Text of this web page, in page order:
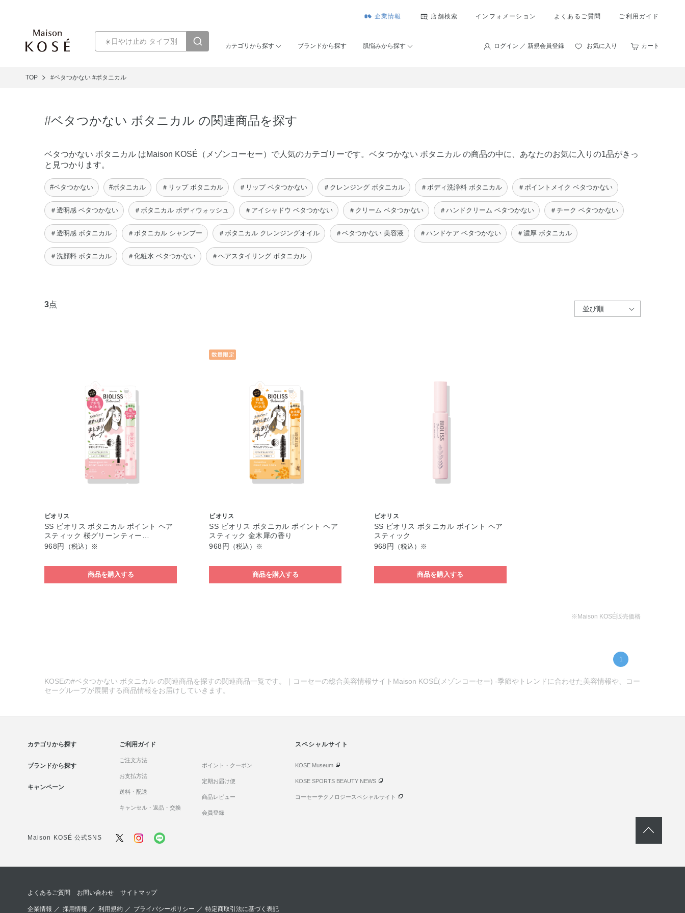
企業情報 店舗検索 インフォメーション よくあるご質問 ご利用ガイド
カテゴリから探す ブランドから探す 肌悩みから探す ログイン ／ 新規会員登録 お気に入り カート
TOP #ベタつかない #ボタニカル
#ベタつかない ボタニカル の関連商品を探す
ベタつかない ボタニカル はMaison KOSÉ（メゾンコーセー）で人気のカテゴリーです。ベタつかない ボタニカル の商品の中に、あなたのお気に入りの1品がきっ
と見つかります。
#ベタつかない #ボタニカル ＃リップ ボタニカル ＃リップ ベタつかない ＃クレンジング ボタニカル ＃ボディ洗浄料 ボタニカル ＃ポイントメイク ベタつかない
＃透明感 ベタつかない ＃ボタニカル ボディウォッシュ ＃アイシャドウ ベタつかない ＃クリーム ベタつかない ＃ハンドクリーム ベタつかない ＃チーク ベタつかない
＃透明感 ボタニカル ＃ボタニカル シャンプー ＃ボタニカル クレンジングオイル ＃ベタつかない 美容液 ＃ハンドケア ベタつかない ＃濃厚 ボタニカル
＃洗顔料 ボタニカル ＃化粧水 ベタつかない ＃ヘアスタイリング ボタニカル
3点
ビオリス
SS ビオリス ボタニカル ポイント ヘア
スティック 桜グリーンティー…
968円
（税込）※
商品を購入する
ビオリス
SS ビオリス ボタニカル ポイント ヘア
スティック 金木犀の香り
968円
（税込）※
商品を購入する
ビオリス
SS ビオリス ボタニカル ポイント ヘア
スティック
968円
（税込）※
商品を購入する
※Maison KOSÉ販売価格
1
KOSEの#ベタつかない ボタニカル の関連商品を探すの関連商品一覧です。｜コーセーの総合美容情報サイトMaison KOSÉ(メゾンコーセー) -季節やトレンドに合わせた美容情報や、コー
セーグループが展開する商品情報をお届けしていきます。
カテゴリから探す
ブランドから探す
キャンペーン
ご利用ガイド
ご注文方法
お支払方法
送料・配送
キャンセル・返品・交換
ポイント・クーポン
定期お届け便
商品レビュー
会員登録
スペシャルサイト
KOSE Museum
KOSE SPORTS BEAUTY NEWS
コーセーテクノロジースペシャルサイト
Maison KOSÉ 公式SNS
よくあるご質問 お問い合わせ サイトマップ
企業情報 ／採用情報 ／ 利用規約／ プライバシーポリシー ／ 特定商取引法に基づく表記